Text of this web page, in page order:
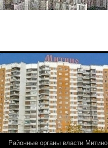
Районные органы власти Митино